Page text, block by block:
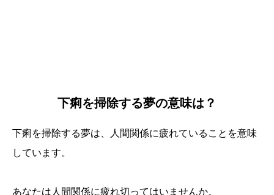
下痢を掃除する夢の意味は？
下痢を掃除する夢は、人間関係に疲れていることを意味
しています。
あなたは人間関係に疲れ切ってはいませんか。
誕生日ランキング 金運神社 金運財布